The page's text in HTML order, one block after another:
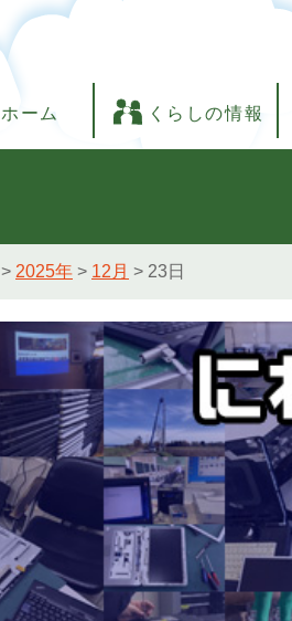
ホーム くらしの情報
> 2025年 > 12月 > 23日